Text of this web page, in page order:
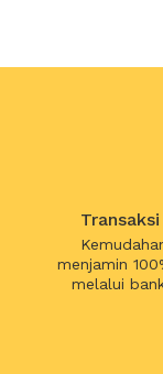
menjamin
melalui